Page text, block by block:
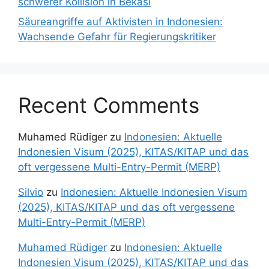
Säureangriffe auf Aktivisten in Indonesien:
Wachsende Gefahr für Regierungskritiker
Recent Comments
Muhamed Rüdiger zu Indonesien: Aktuelle
Indonesien Visum (2025), KITAS/KITAP und das
oft vergessene Multi-Entry-Permit (MERP)
Silvio zu Indonesien: Aktuelle Indonesien Visum
(2025), KITAS/KITAP und das oft vergessene
Multi-Entry-Permit (MERP)
Muhamed Rüdiger zu Indonesien: Aktuelle
Indonesien Visum (2025), KITAS/KITAP und das